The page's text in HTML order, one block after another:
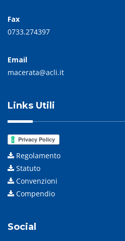
Fax
0733.274397
Email
macerata@acli.it
Links Utili
Regolamento
Statuto
Convenzioni
Compendio
Social